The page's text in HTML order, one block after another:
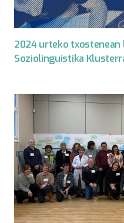
2024 urteko txostenean
Soziolinguistika